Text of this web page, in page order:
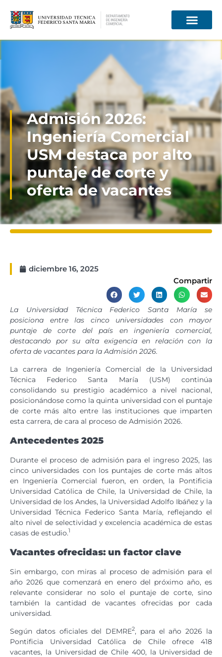
Admisión 2026:
Ingeniería Comercial
USM destaca por alto
puntaje de corte y
oferta de vacantes
diciembre 16, 2025
Compartir
La Universidad Técnica Federico Santa María se
posiciona entre las cinco universidades con mayor
puntaje de corte del país en ingeniería comercial,
destacando por su alta exigencia en relación con la
oferta de vacantes para la Admisión 2026.
La carrera de Ingeniería Comercial de la Universidad
Técnica Federico Santa María (USM) continúa
consolidando su prestigio académico a nivel nacional,
posicionándose como la quinta universidad con el puntaje
de corte más alto entre las instituciones que imparten
esta carrera, de cara al proceso de Admisión 2026.
Antecedentes 2025
Durante el proceso de admisión para el ingreso 2025, las
cinco universidades con los puntajes de corte más altos
en Ingeniería Comercial fueron, en orden, la Pontificia
Universidad Católica de Chile, la Universidad de Chile, la
Universidad de los Andes, la Universidad Adolfo Ibáñez y la
Universidad Técnica Federico Santa María, reflejando el
alto nivel de selectividad y excelencia académica de estas
casas de estudio.1
Vacantes ofrecidas: un factor clave
Sin embargo, con miras al proceso de admisión para el
año 2026 que comenzará en enero del próximo año, es
relevante considerar no solo el puntaje de corte, sino
también la cantidad de vacantes ofrecidas por cada
universidad.
Según datos oficiales del DEMRE2, para el año 2026 la
Pontificia Universidad Católica de Chile ofrece 418
vacantes, la Universidad de Chile 400, la Universidad de